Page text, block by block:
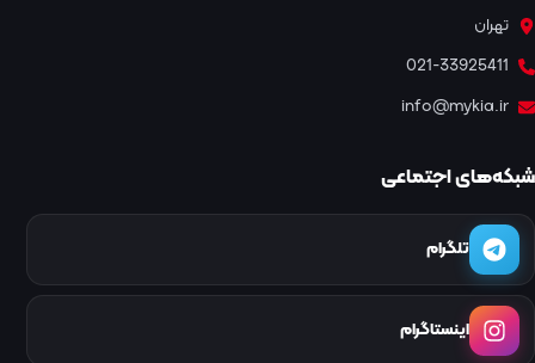
تهران
021-33925411
info@mykia.ir
شبکه‌های اجتماعی
تلگرام
اینستاگرام